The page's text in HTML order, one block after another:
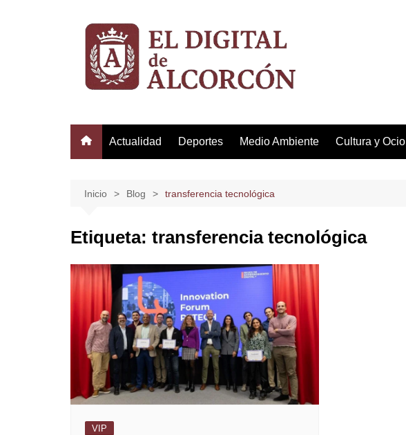
Actualidad Deportes Medio Ambiente Cultura y Ocio
Inicio Blog transferencia tecnológica
Etiqueta: transferencia tecnológica
VIP